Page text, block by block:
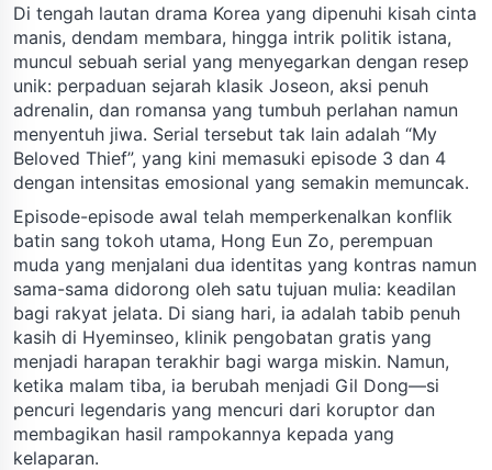
Di tengah lautan drama Korea yang dipenuhi kisah cinta
manis, dendam membara, hingga intrik politik istana,
muncul sebuah serial yang menyegarkan dengan resep
unik: perpaduan sejarah klasik Joseon, aksi penuh
adrenalin, dan romansa yang tumbuh perlahan namun
menyentuh jiwa. Serial tersebut tak lain adalah “My
Beloved Thief”, yang kini memasuki episode 3 dan 4
dengan intensitas emosional yang semakin memuncak.
Episode-episode awal telah memperkenalkan konflik
batin sang tokoh utama, Hong Eun Zo, perempuan
muda yang menjalani dua identitas yang kontras namun
sama-sama didorong oleh satu tujuan mulia: keadilan
bagi rakyat jelata. Di siang hari, ia adalah tabib penuh
kasih di Hyeminseo, klinik pengobatan gratis yang
menjadi harapan terakhir bagi warga miskin. Namun,
ketika malam tiba, ia berubah menjadi Gil Dong—si
pencuri legendaris yang mencuri dari koruptor dan
membagikan hasil rampokannya kepada yang
kelaparan.